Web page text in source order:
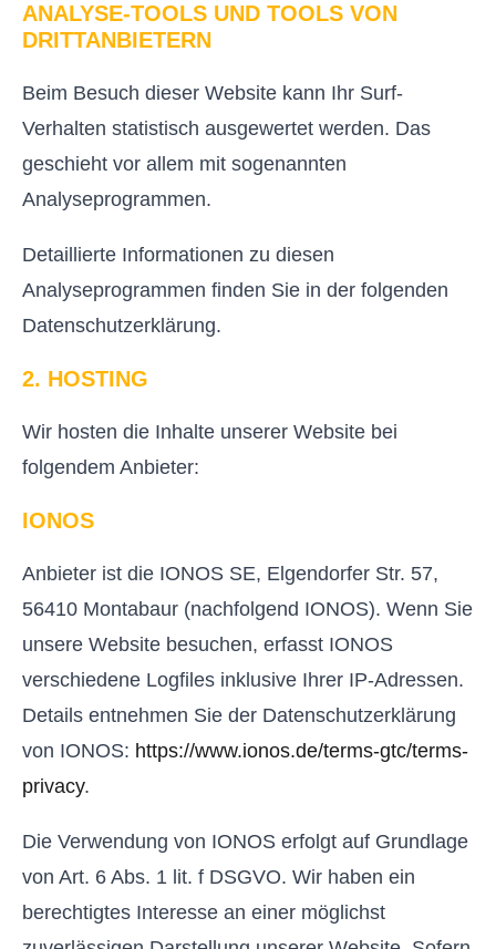
ANALYSE-TOOLS UND TOOLS VON
DRITT­ANBIETERN
Beim Besuch dieser Website kann Ihr Surf-
Verhalten statistisch ausgewertet werden. Das
geschieht vor allem mit sogenannten
Analyseprogrammen.
Detaillierte Informationen zu diesen
Analyseprogrammen finden Sie in der folgenden
Datenschutzerklärung.
2. HOSTING
Wir hosten die Inhalte unserer Website bei
folgendem Anbieter:
IONOS
Anbieter ist die IONOS SE, Elgendorfer Str. 57,
56410 Montabaur (nachfolgend IONOS). Wenn Sie
unsere Website besuchen, erfasst IONOS
verschiedene Logfiles inklusive Ihrer IP-Adressen.
Details entnehmen Sie der Datenschutzerklärung
von IONOS: https://www.ionos.de/terms-gtc/terms-
privacy.
Die Verwendung von IONOS erfolgt auf Grundlage
von Art. 6 Abs. 1 lit. f DSGVO. Wir haben ein
berechtigtes Interesse an einer möglichst